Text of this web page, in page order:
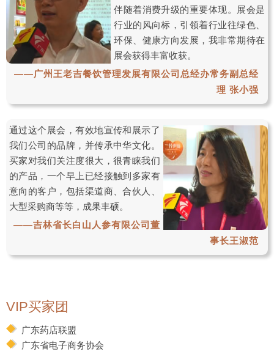
伴随着消费升级的重要体现。展会是
行业的风向标，引领着行业往绿色、
环保、健康方向发展，我非常期待在
展会获得丰富收获。
——广州王老吉餐饮管理发展有限公司总经办常务副总经
理 张小强
通过这个展会，有效地宣传和展示了
我们公司的品牌，并传承中华文化。
买家对我们关注度很大，很青睐我们
的产品，一个早上已经接触到多家有
意向的客户，包括渠道商、合伙人、
大型采购商等等，成果丰硕。
——吉林省长白山人参有限公司董
事长王淑范
VIP买家团
广东药店联盟
广东省电子商务协会